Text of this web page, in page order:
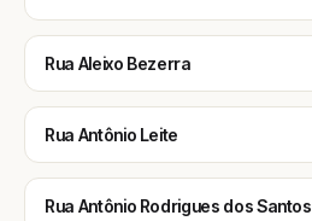
Rua Aleixo Bezerra
Rua Antônio Leite
Rua Antônio Rodrigues dos Santos